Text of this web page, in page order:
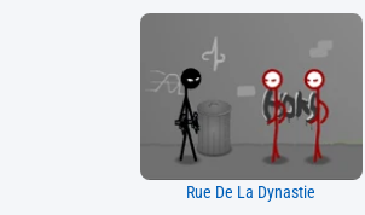
Rue De La Dynastie